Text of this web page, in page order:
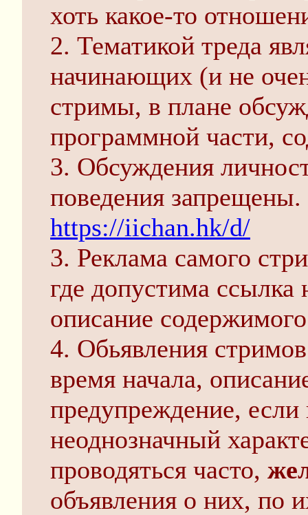
хоть какое-то
2. Тематикой треда
начинающих (и не
стримы, в плане
программной части,
3. Обсуждения
поведения
https://iichan.hk/d/
3. Реклама самого
где допустима ссылка
описание
4. Обьявления
время начала,
предупреждение, если
неоднозначный
проводяться часто,
объявления о них, по